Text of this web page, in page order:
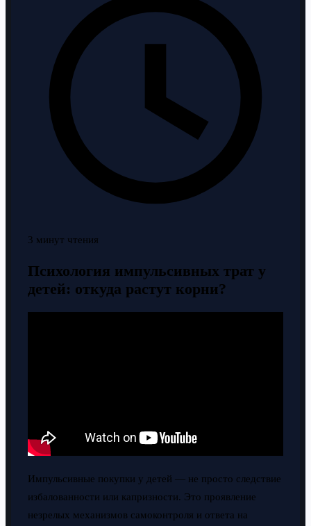
3 минут чтения
Психология импульсивных трат у
детей: откуда растут корни?
Импульсивные покупки у детей — не просто следствие
избалованности или капризности. Это проявление
незрелых механизмов самоконтроля и ответа на